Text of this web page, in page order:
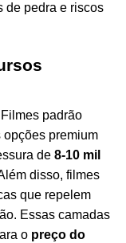
de pedra e riscos
padrão
opções premium
de 8-10 mil
disso, filmes
que repelem
Essas camadas
o preço do